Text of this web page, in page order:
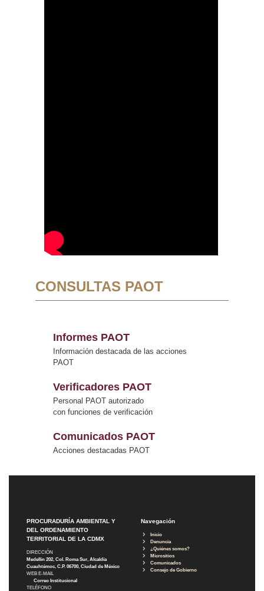
CONSULTAS PAOT
Informes PAOT
Información destacada de las acciones
PAOT
Verificadores PAOT
Personal PAOT autorizado
con funciones de verificación
Comunicados PAOT
Acciones destacadas PAOT
PROCURADURÍA AMBIENTAL Y
DEL ORDENAMIENTO
TERRITORIAL DE LA CDMX
DIRECCIÓN
Medellín 202, Col. Roma Sur, Alcaldía
Cuauhtémoc, C.P. 06700, Ciudad de México
WEB E-MAIL
Correo Institucional
TELÉFONO
Navegación
Inicio
Denuncia
¿Quiénes somos?
Micrositios
Comunicados
Consejo de Gobierno